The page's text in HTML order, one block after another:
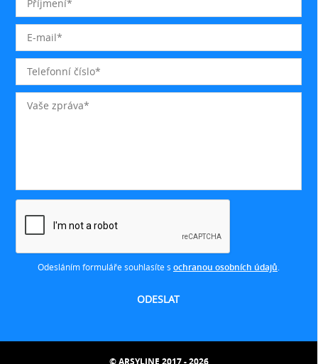
Odesláním formuláře souhlasíte s ochranou osobních údajů
© ARSYLINE 2017 - 2026